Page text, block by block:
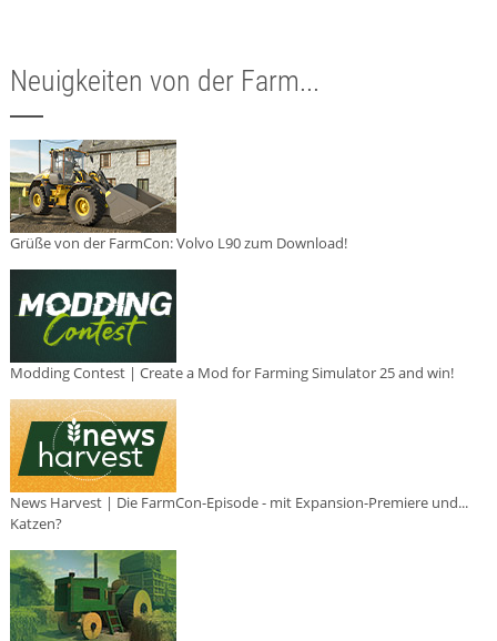
Neuigkeiten von der Farm...
Grüße von der FarmCon: Volvo L90 zum Download!
Modding Contest | Create a Mod for Farming Simulator 25 and win!
News Harvest | Die FarmCon-Episode - mit Expansion-Premiere und...
Katzen?